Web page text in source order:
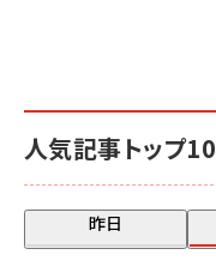
人気記事トップ10
昨日